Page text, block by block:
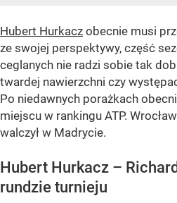
Hubert Hurkacz obecnie musi
ze swojej perspektywy, część
ceglanych nie radzi sobie tak
twardej nawierzchni czy
Po niedawnych porażkach
miejscu w rankingu ATP.
walczył w Madrycie.
Hubert Hurkacz –
rundzie turnieju